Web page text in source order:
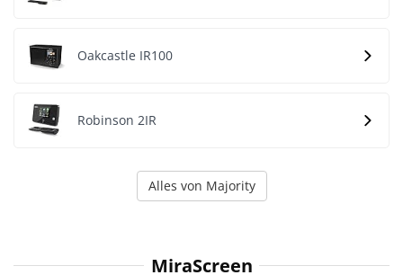
Oakcastle IR100
Robinson 2IR
Alles von Majority
MiraScreen